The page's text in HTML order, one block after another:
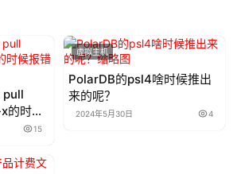
pull
时候
15
虚拟主机
PolarDB的psl4啥时候推出
来的呢？
2024年5月30日 4